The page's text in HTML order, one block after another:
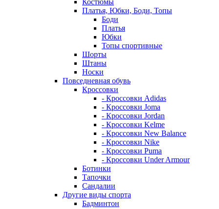
Костюмы
Платья, Юбки, Боди, Топы
Боди
Платья
Юбки
Топы спортивные
Шорты
Штаны
Носки
Повседневная обувь
Кроссовки
- Кроссовки Adidas
- Кроссовки Joma
- Кроссовки Jordan
- Кроссовки Kelme
- Кроссовки New Balance
- Кроссовки Nike
- Кроссовки Puma
- Кроссовки Under Armour
Ботинки
Тапочки
Сандалии
Другие виды спорта
Бадминтон